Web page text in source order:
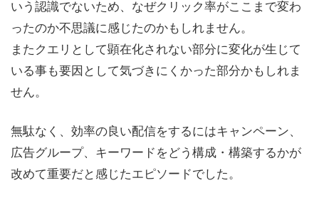
いう認識でないため、なぜクリック率がここまで変わ
ったのか不思議に感じたのかもしれません。
またクエリとして顕在化されない部分に変化が生じて
いる事も要因として気づきにくかった部分かもしれま
せん。
無駄なく、効率の良い配信をするにはキャンペーン、
広告グループ、キーワードをどう構成・構築するかが
改めて重要だと感じたエピソードでした。